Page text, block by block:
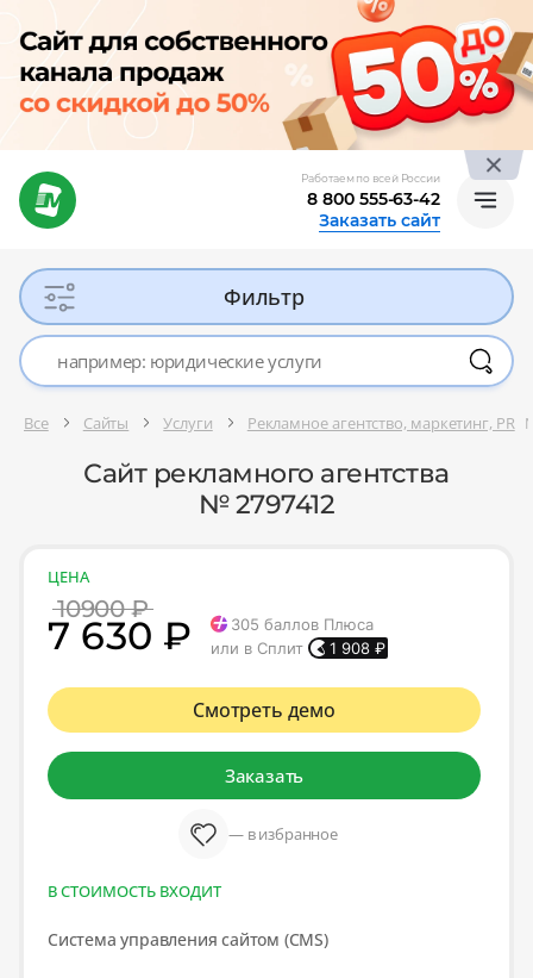
Работаем по всей России
8 800 555-63-42
Заказать сайт
Фильтр
Все Сайты Услуги Рекламное агентство, маркетинг, PR
Сайт рекламного агентства
№ 2797412
ЦЕНА
10900 ₽
7 630 ₽ 305 баллов Плюса
или в Сплит
1 908 ₽
Смотреть демо
Заказать
— в избранное
В СТОИМОСТЬ ВХОДИТ
Система управления сайтом (CMS)